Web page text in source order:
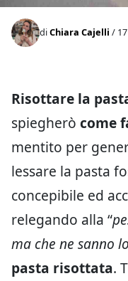
diChiara Cajelli /
Risottare la
spiegherò come
mentito per
lessare la pasta
concepibile ed
relegando alla “
ma che ne sanno
pasta risottata.